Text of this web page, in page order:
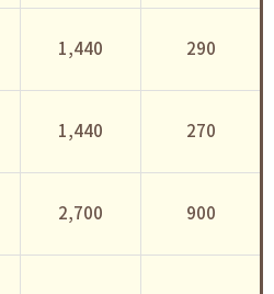
1,440 290
1,440 270
2,700 900